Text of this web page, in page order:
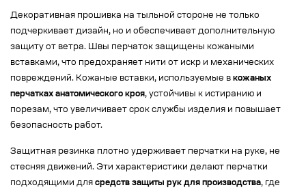
Декоративная прошивка на тыльной стороне не только
подчеркивает дизайн, но и обеспечивает дополнительную
защиту от ветра. Швы перчаток защищены кожаными
вставками, что предохраняет нити от искр и механических
повреждений. Кожаные вставки, используемые в кожаных
перчатках анатомического кроя, устойчивы к истиранию и
порезам, что увеличивает срок службы изделия и повышает
безопасность работ.
Защитная резинка плотно удерживает перчатки на руке, не
стесняя движений. Эти характеристики делают перчатки
подходящими для средств защиты рук для производства, где